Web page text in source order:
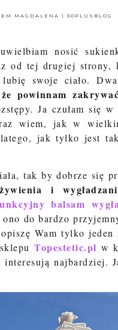
MAGDALENA | 30PLUSBLOG
nosić
od tej drugiej strony,
swoje ciało.
powinnam
Ja czułam się
wiem, jak w
jak tylko jest
tak by dobrze się
i
balsam
do bardzo
Wam tylko
Topestetic.pl w
najbardziej.